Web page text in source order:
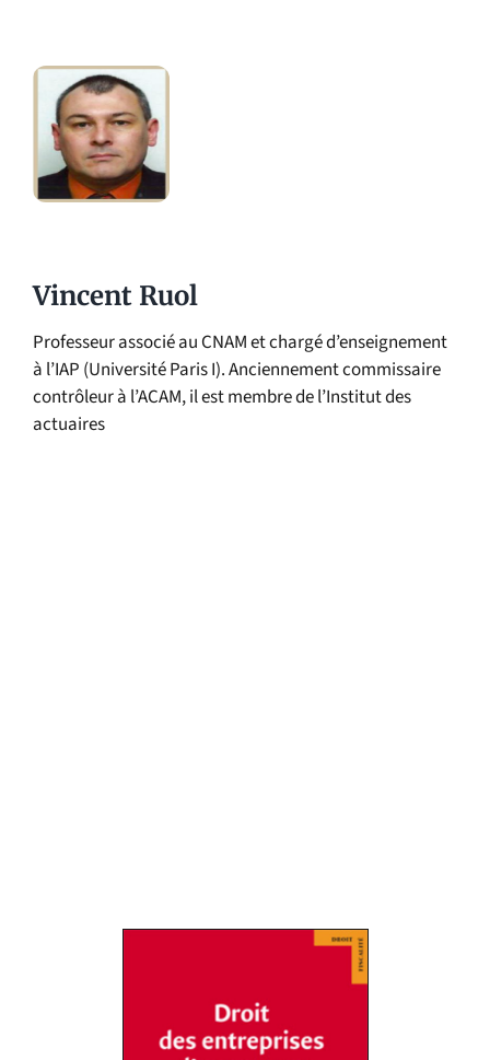
Vincent Ruol
Professeur associé au CNAM et chargé d’enseignement
à l’IAP (Université Paris I). Anciennement commissaire
contrôleur à l’ACAM, il est membre de l’Institut des
actuaires